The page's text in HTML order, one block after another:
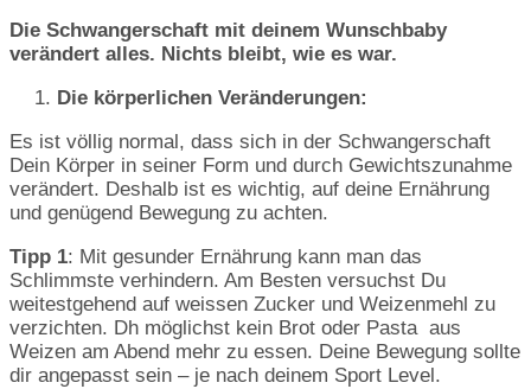
Die Schwangerschaft mit deinem Wunschbaby
verändert alles. Nichts bleibt, wie es war.
Die körperlichen Veränderungen:
Es ist völlig normal, dass sich in der Schwangerschaft
Dein Körper in seiner Form und durch Gewichtszunahme
verändert. Deshalb ist es wichtig, auf deine Ernährung
und genügend Bewegung zu achten.
Tipp 1: Mit gesunder Ernährung kann man das
Schlimmste verhindern. Am Besten versuchst Du
weitestgehend auf weissen Zucker und Weizenmehl zu
verzichten. Dh möglichst kein Brot oder Pasta aus
Weizen am Abend mehr zu essen. Deine Bewegung sollte
dir angepasst sein – je nach deinem Sport Level.